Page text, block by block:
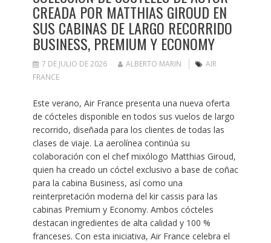
CREADA POR MATTHIAS GIROUD EN
SUS CABINAS DE LARGO RECORRIDO
BUSINESS, PREMIUM Y ECONOMY
7 DE JULIO DE 2026 ALBERTO MARIN
AIR
FRANCE
Este verano, Air France presenta una nueva oferta
de cócteles disponible en todos sus vuelos de largo
recorrido, diseñada para los clientes de todas las
clases de viaje. La aerolínea continúa su
colaboración con el chef mixólogo Matthias Giroud,
quien ha creado un cóctel exclusivo a base de coñac
para la cabina Business, así como una
reinterpretación moderna del kir cassis para las
cabinas Premium y Economy. Ambos cócteles
destacan ingredientes de alta calidad y 100 %
franceses. Con esta iniciativa, Air France celebra el